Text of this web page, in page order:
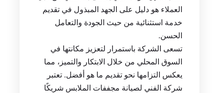
العملاء هو دليل على الجهد المبذول في تقديم
خدمة استثنائية من حيث الجودة والتعامل
الحسن.
تسعى الشركة باستمرار لتعزيز مكانتها في
السوق المحلي من خلال الابتكار والتميز، مما
يعكس التزامها نحو تقديم ما هو أفضل. تعتبر
شركة الفني لصيانة مجففات الملابس شريكًا